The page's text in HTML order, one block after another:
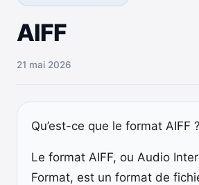
AIFF
21 mai 2026
Qu’est-ce que le format AIFF ?
Le format AIFF, ou Audio
Format, est un format de